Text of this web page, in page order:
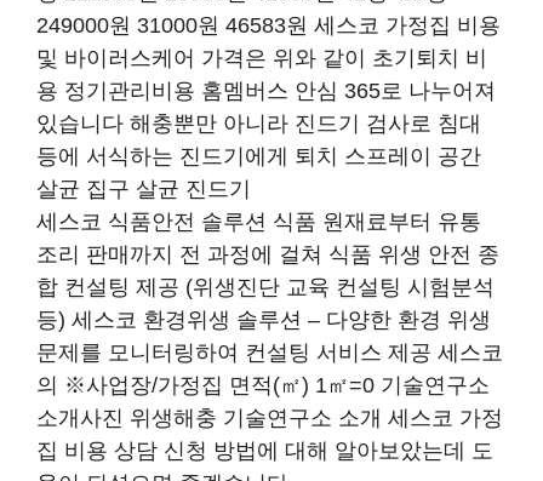
249000원 31000원 46583원 세스코 가정집 비용
및 바이러스케어 가격은 위와 같이 초기퇴치 비
용 정기관리비용 홈멤버스 안심 365로 나누어져
있습니다 해충뿐만 아니라 진드기 검사로 침대
등에 서식하는 진드기에게 퇴치 스프레이 공간
살균 집구 살균 진드기
세스코 식품안전 솔루션 식품 원재료부터 유통
조리 판매까지 전 과정에 걸쳐 식품 위생 안전 종
합 컨설팅 제공 (위생진단 교육 컨설팅 시험분석
등) 세스코 환경위생 솔루션 – 다양한 환경 위생
문제를 모니터링하여 컨설팅 서비스 제공 세스코
의 ※사업장/가정집 면적(㎡) 1㎡=0 기술연구소
소개사진 위생해충 기술연구소 소개 세스코 가정
집 비용 상담 신청 방법에 대해 알아보았는데 도